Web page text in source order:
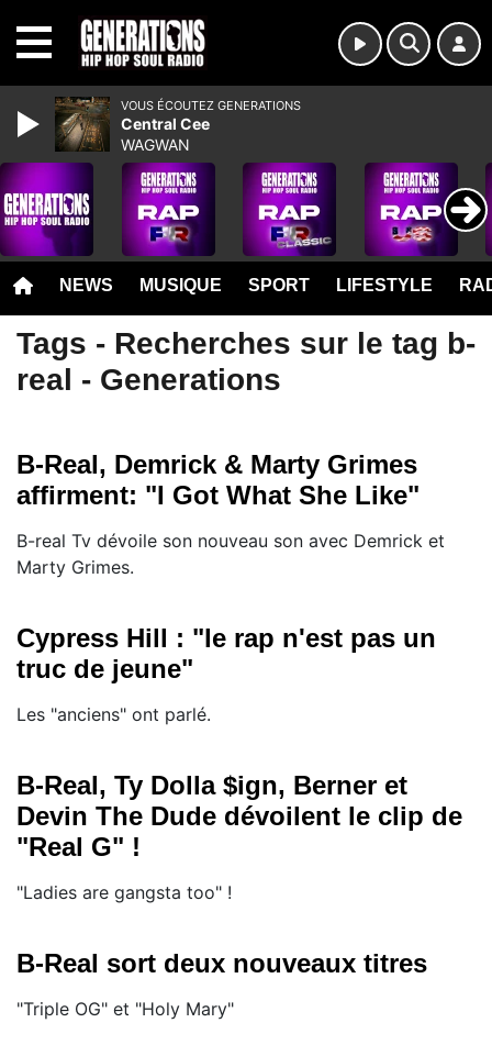
NEWS MUSIQUE SPORT LIFESTYLE
Tags - Recherches sur le tag b-
real - Generations
B-Real, Demrick & Marty Grimes
affirment: "I Got What She Like"
B-real Tv dévoile son nouveau son avec Demrick et
Marty Grimes.
Cypress Hill : "le rap n'est pas un
truc de jeune"
Les "anciens" ont parlé.
B-Real, Ty Dolla $ign, Berner et
Devin The Dude dévoilent le clip de
"Real G" !
"Ladies are gangsta too" !
B-Real sort deux nouveaux titres
"Triple OG" et "Holy Mary"
VOUS ÉCOUTEZ GENERATIONS
Central Cee
WAGWAN